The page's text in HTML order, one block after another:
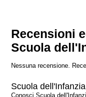
Recensioni
Scuola
Nessuna recensione.
Scuola dell'Infanzia
Conosci Scuola